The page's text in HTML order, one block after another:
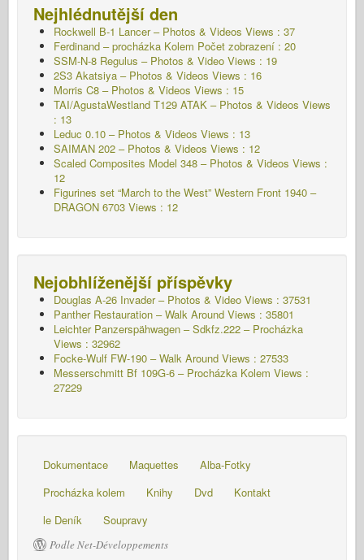
Nejhlédnutější den
Rockwell B-1 Lancer – Photos & Videos Views : 37
Ferdinand – procházka Kolem Počet zobrazení : 20
SSM-N-8 Regulus – Photos & Video Views : 19
2S3 Akatsiya – Photos & Videos Views : 16
Morris C8 – Photos & Videos Views : 15
TAI/AgustaWestland T129 ATAK – Photos & Videos Views
: 13
Leduc 0.10 – Photos & Videos Views : 13
SAIMAN 202 – Photos & Videos Views : 12
Scaled Composites Model 348 – Photos & Videos Views :
12
Figurines set “March to the West” Western Front 1940 –
DRAGON 6703 Views : 12
Nejobhlíženější příspěvky
Douglas A-26 Invader – Photos & Video Views : 37531
Panther Restauration – Walk Around Views : 35801
Leichter Panzerspähwagen – Sdkfz.222 – Procházka
Views : 32962
Focke-Wulf FW-190 – Walk Around Views : 27533
Messerschmitt Bf 109G-6 – Procházka Kolem Views :
27229
Dokumentace Maquettes
Alba-Fotky
Procházka kolem
Knihy Dvd
Kontakt
le Deník
Soupravy
Podle Net-Développements